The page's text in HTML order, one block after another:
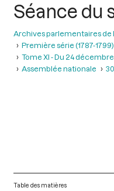
Séance du
Archives parlementaires de
Première série (1787-1799)
Tome XI - Du 24
Assemblée nationale
Table des matières